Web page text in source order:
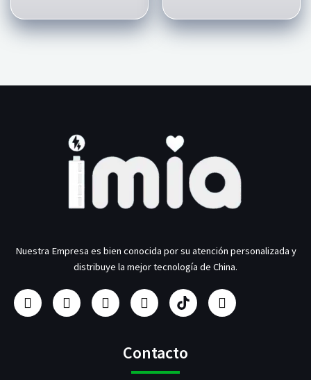
Nuestra Empresa es bien conocida por su atención personalizada y
distribuye la mejor tecnología de China.
F
a
c
I
n
s
Y
o
u
L
i
n
e
d
F
a
b
i
c
G
o
r
Contacto